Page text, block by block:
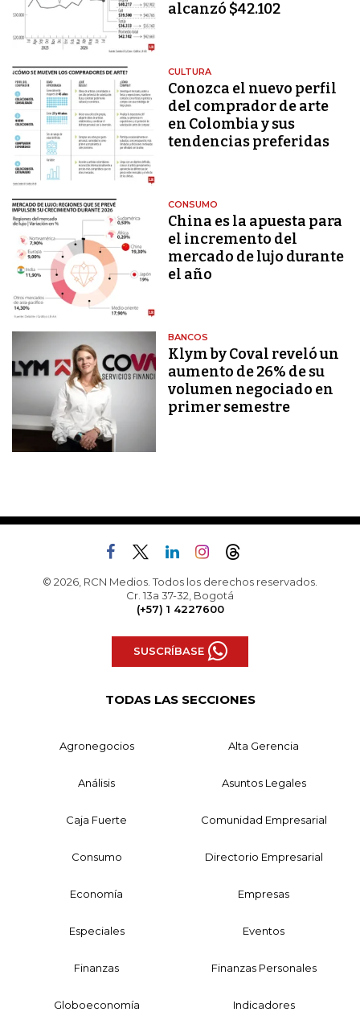
alcanzó $42.102
CULTURA
Conozca el nuevo perfil
del comprador de arte
en Colombia y sus
tendencias preferidas
CONSUMO
China es la apuesta para
el incremento del
mercado de lujo durante
el año
BANCOS
Klym by Coval reveló un
aumento de 26% de su
volumen negociado en
primer semestre
© 2026, RCN Medios. Todos los derechos reservados.
Cr. 13a 37-32, Bogotá
(+57) 1 4227600
SUSCRÍBASE
TODAS LAS SECCIONES
Agronegocios Alta Gerencia
Análisis Asuntos Legales
Caja Fuerte Comunidad Empresarial
Consumo Directorio Empresarial
Economía Empresas
Especiales Eventos
Finanzas Finanzas Personales
Globoeconomía Indicadores